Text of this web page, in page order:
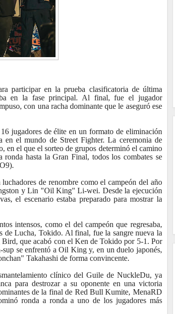
participar en la prueba clasificatoria de última
en la fase principal. Al final, fue el jugador
con una racha dominante que le aseguró ese
jugadores de élite en un formato de eliminación
en el mundo de Street Fighter. La ceremonia de
en el que el sorteo de grupos determinó el camino
hasta la Gran Final, todos los combates se
de renombre como el campeón del año
y Lin "Oil King" Li-wei. Desde la ejecución
el escenario estaba preparado para mostrar la
intensos, como el del campeón que regresaba,
de Lucha, Tokido. Al final, fue la sangre nueva la
que acabó con el Ken de Tokido por 5-1. Por
se enfrentó a Oil King y, en un duelo japonés,
Takahashi de forma convincente.
clínico del Guile de NuckleDu, ya
para destrozar a su oponente en una victoria
de la final de Red Bull Kumite, MenaRD
ronda a ronda a uno de los jugadores más